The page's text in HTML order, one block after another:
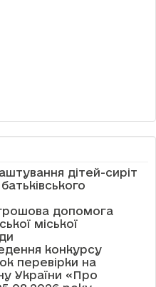
дітей-сиріт
допомога
міської
конкурсу
перевірки на
України «Про